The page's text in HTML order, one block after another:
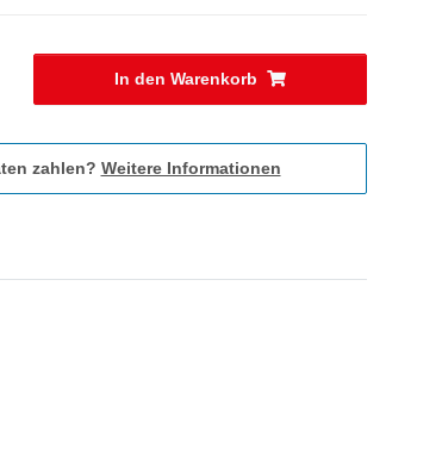
In den Warenkorb
zahlen? Weitere Informationen